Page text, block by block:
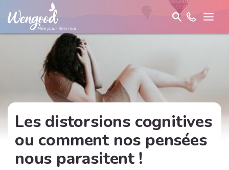
Les distorsions cognitives
ou comment nos pensées
nous parasitent !